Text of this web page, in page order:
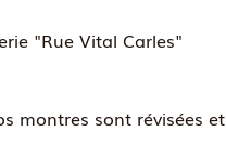
"Rue Vital Carles"
montres sont révisées et